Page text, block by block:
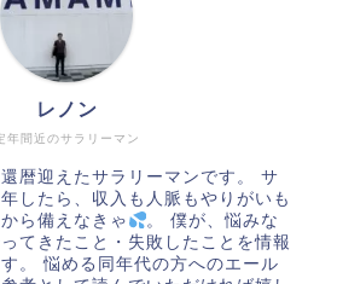
年間近のサラリーマン
レノン
暦迎えたサラリーマンです。 サ
したら、収入も人脈もやりがいも
ら備えなきゃ
。 僕が、悩みな
てきたこと・失敗したことを情報
。 悩める同年代の方へのエール